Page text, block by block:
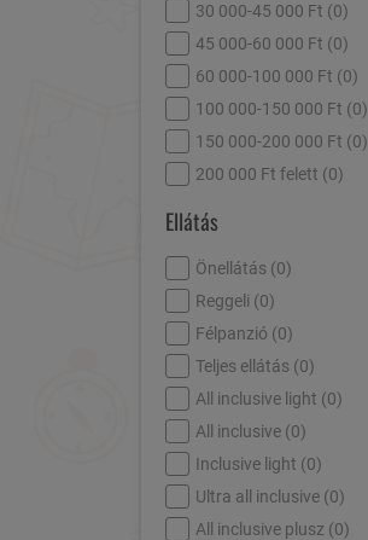
30 000-45 000 Ft (0)
45 000-60 000 Ft (0)
60 000-100 000 Ft (0)
100 000-150 000 Ft (0)
150 000-200 000 Ft (0)
200 000 Ft felett (0)
Ellátás
Önellátás (0)
Reggeli (0)
Félpanzió (0)
Teljes ellátás (0)
All inclusive light (0)
All inclusive (0)
Inclusive light (0)
Ultra all inclusive (0)
All inclusive plusz (0)